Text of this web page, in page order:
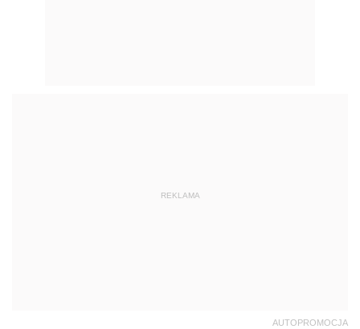
REKLAMA
AUTOPROMOCJA